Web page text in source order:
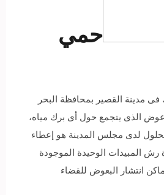
حمي
مدينة القصير بمحافظة البحر
الذى يتجمع حول أى برك مياه،
لدى مجلس المدينة هو إعطاء
المبيدات الوحيدة الموجودة
انتشار البعوض للقضاء